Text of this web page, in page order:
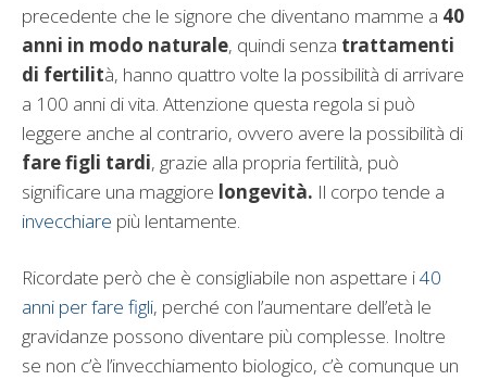
precedente che le signore che diventano mamme a 40
anni in modo naturale, quindi senza trattamenti
di fertilità, hanno quattro volte la possibilità di arrivare
a 100 anni di vita. Attenzione questa regola si può
leggere anche al contrario, ovvero avere la possibilità di
fare figli tardi, grazie alla propria fertilità, può
significare una maggiore longevità. Il corpo tende a
invecchiare più lentamente.
Ricordate però che è consigliabile non aspettare i40
anni per fare figli, perché con l’aumentare dell’età le
gravidanze possono diventare più complesse. Inoltre
se non c’è l’invecchiamento biologico, c’è comunque un